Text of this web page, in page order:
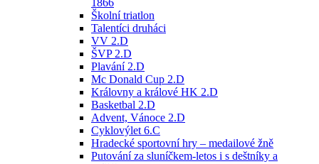
1866
Školní triatlon
Talentíci druháci
VV 2.D
ŠVP 2.D
Plavání 2.D
Mc Donald Cup 2.D
Královny a králové HK 2.D
Basketbal 2.D
Advent, Vánoce 2.D
Cyklovýlet 6.C
Hradecké sportovní hry – medailové žně
Putování za sluníčkem-letos i s deštníky a